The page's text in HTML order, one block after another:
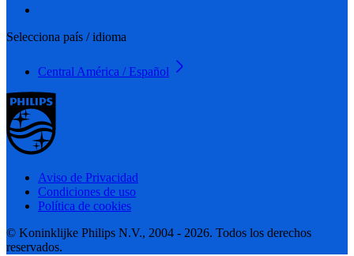
Selecciona país / idioma
Central América / Español
Aviso de Privacidad
Condiciones de uso
Política de cookies
© Koninklijke Philips N.V., 2004 - 2026. Todos los derechos
reservados.